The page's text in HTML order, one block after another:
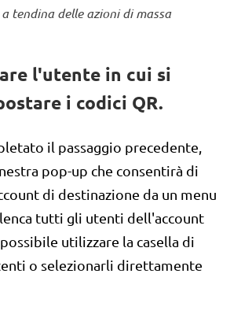
tendina delle azioni di massa
l'utente in cui si
i codici QR.
il passaggio precedente,
pop-up che consentirà di
di destinazione da un menu
tutti gli utenti dell'account
utilizzare la casella di
o selezionarli direttamente